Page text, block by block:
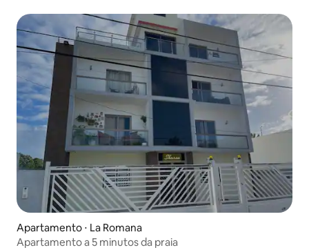
Apartamento ⋅ La Romana
Apartamento a 5 minutos da praia